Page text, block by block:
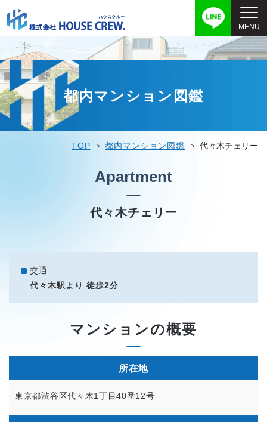
都内マンション図鑑
TOP 都内マンション図鑑 代々木チェリー
Apartment
代々木チェリー
交通
代々木駅より 徒歩2分
マンションの概要
所在地
東京都渋谷区代々木1丁目40番12号